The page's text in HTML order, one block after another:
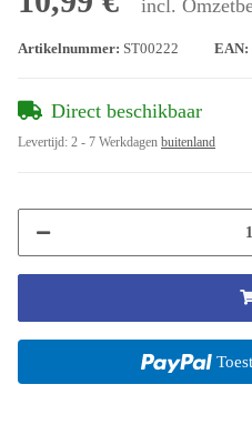
incl.
Artikelnummer: ST00222 EAN:
Direct beschikbaar
Levertijd: 2 - 7 Werkdagen buitenland